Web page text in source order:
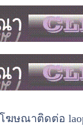
ฆษณาติดต่อ